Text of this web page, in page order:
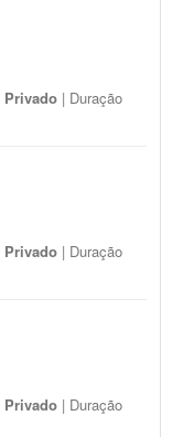
Privado | Duração
Privado | Duração
Privado | Duração